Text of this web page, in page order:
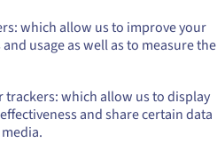
which allow us to improve your
usage as well as to measure the
which allow us to display
and share certain data